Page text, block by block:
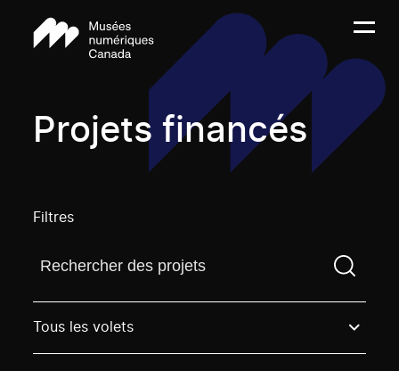
Projets financés
Filtres
Trouvez un projetVous devez saisir un terme de
Tous les volets